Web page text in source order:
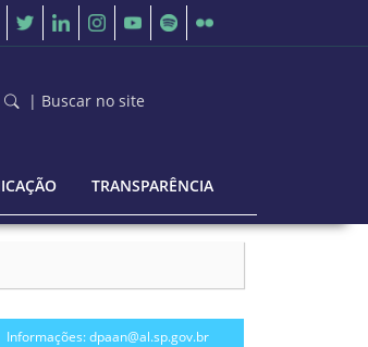
| Buscar no site
TRANSPARÊNCIA
Informações: dpaan@al.sp.gov.br